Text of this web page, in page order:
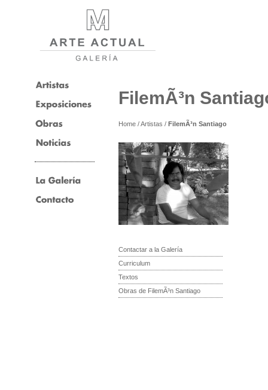
FilemÃ³n
Home/Artistas / FilemÃ³n Santiago
Contactar a la Galería
Curriculum
Textos
Obras de FilemÃ³n Santiago